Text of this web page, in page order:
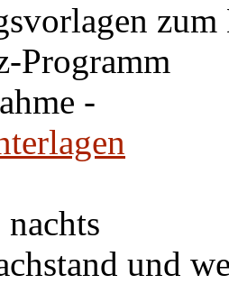
zum
Programm
-
und